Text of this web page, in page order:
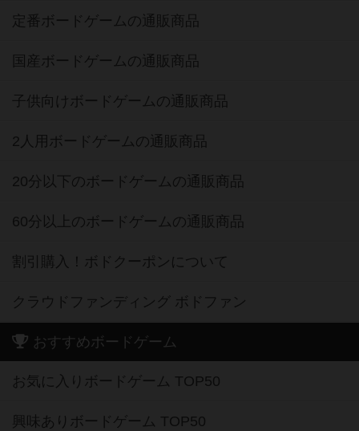
定番ボードゲームの通販商品
国産ボードゲームの通販商品
子供向けボードゲームの通販商品
2人用ボードゲームの通販商品
20分以下のボードゲームの通販商品
60分以上のボードゲームの通販商品
割引購入！ボドクーポンについて
クラウドファンディング ボドファン
おすすめボードゲーム
お気に入りボードゲーム TOP50
興味ありボードゲーム TOP50